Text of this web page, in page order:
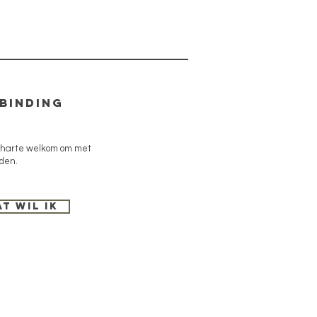
welkom om met
wil ik